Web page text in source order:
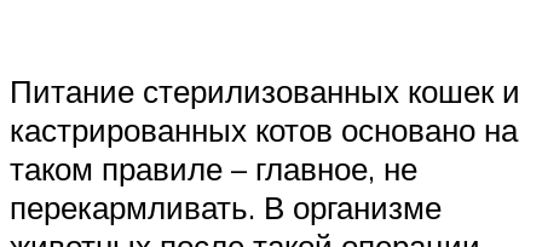
Питание стерилизованных кошек и
кастрированных котов основано на
таком правиле – главное, не
перекармливать. В организме